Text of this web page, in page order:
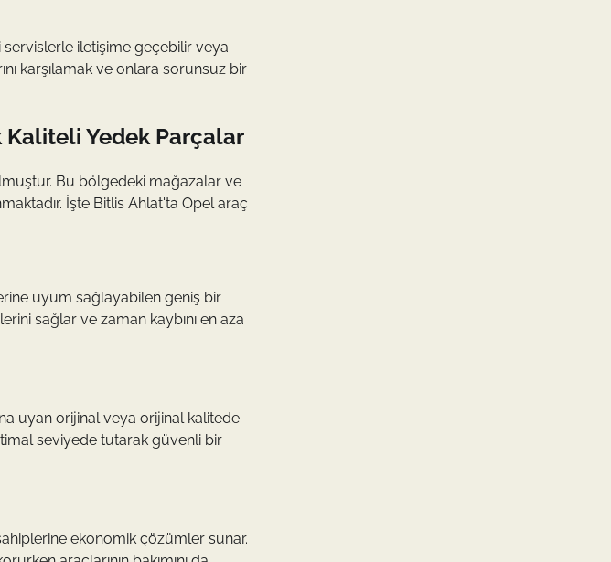
iletişime geçebilir veya
karşılamak ve onlara sorunsuz bir
Kaliteli Yedek Parçalar
Bu bölgedeki mağazalar ve
İşte Bitlis Ahlat'ta Opel araç
uyum sağlayabilen geniş bir
sağlar ve zaman kaybını en aza
uyan orijinal veya orijinal kalitede
seviyede tutarak güvenli bir
ekonomik çözümler sunar.